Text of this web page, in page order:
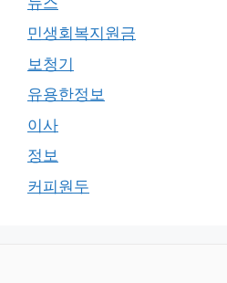
민생회복지원금
보청기
유용한정보
이사
정보
커피원두